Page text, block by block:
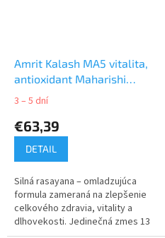
Amrit Kalash MA5 vitalita,
antioxidant Maharishi
Ayurveda 60ks
3 – 5 dní
€63,39
DETAIL
Silná rasayana – omladzujúca
formula zameraná na zlepšenie
celkového zdravia, vitality a
dlhovekosti. Jedinečná zmes 13
starostlivo vybraných